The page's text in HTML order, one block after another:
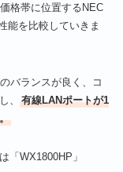
格帯に位置するNEC
能を比較していきま
バランスが良く、コ
、
有線LANポートが1
「WX1800HP」